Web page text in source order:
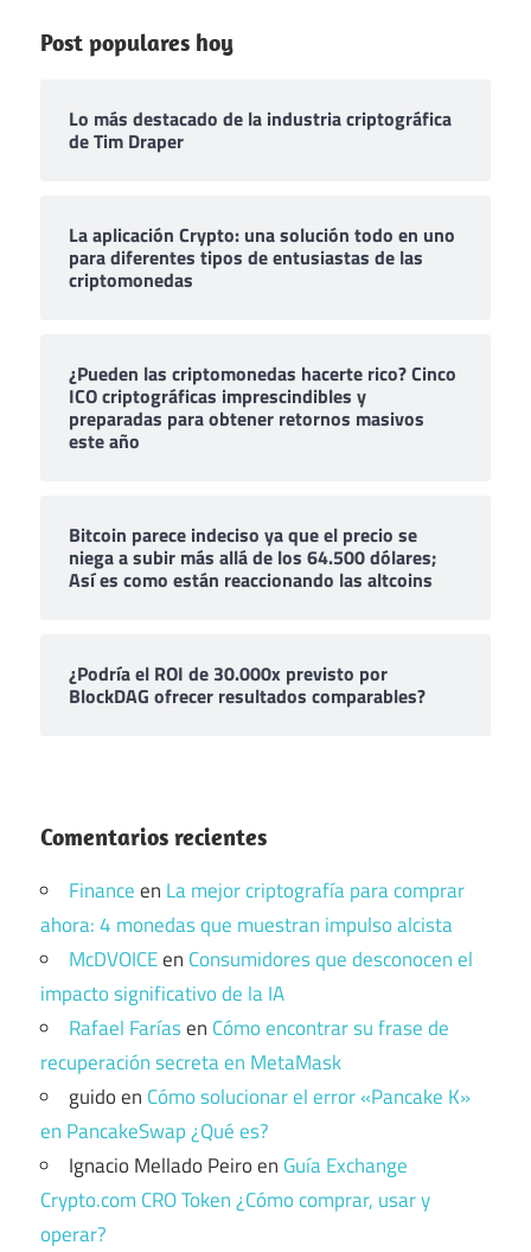
Post populares hoy
Lo más destacado de la industria criptográfica
de Tim Draper
La aplicación Crypto: una solución todo en uno
para diferentes tipos de entusiastas de las
criptomonedas
¿Pueden las criptomonedas hacerte rico? Cinco
ICO criptográficas imprescindibles y
preparadas para obtener retornos masivos
este año
Bitcoin parece indeciso ya que el precio se
niega a subir más allá de los 64.500 dólares;
Así es como están reaccionando las altcoins
¿Podría el ROI de 30.000x previsto por
BlockDAG ofrecer resultados comparables?
Comentarios recientes
Financeen La mejor criptografía para comprar
ahora: 4 monedas que muestran impulso alcista
McDVOICEen Consumidores que desconocen el
impacto significativo de la IA
Rafael Faríasen Cómo encontrar su frase de
recuperación secreta en MetaMask
guidoen Cómo solucionar el error «Pancake K»
en PancakeSwap ¿Qué es?
Ignacio Mellado Peiroen Guía Exchange
Crypto.com CRO Token ¿Cómo comprar, usar y
operar?